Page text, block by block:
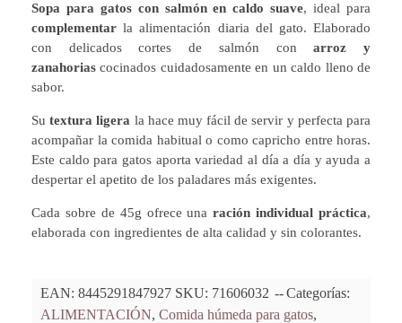
Sopa para gatos con salmón en caldo suave, ideal para
complementar la alimentación diaria del gato. Elaborado
con delicados cortes de salmón conarroz y
zanahorias cocinados cuidadosamente en un caldo lleno de
sabor.
Sutextura ligera la hace muy fácil de servir y perfecta para
acompañar la comida habitual o como capricho entre horas.
Este caldo para gatos aporta variedad al día a día y ayuda a
despertar el apetito de los paladares más exigentes.
Cada sobre de 45g ofrece unaración individual práctica,
elaborada con ingredientes de alta calidad y sin colorantes.
EAN: 8445291847927 SKU: 71606032
Categorías:
ALIMENTACIÓN, Comida húmeda para gatos,